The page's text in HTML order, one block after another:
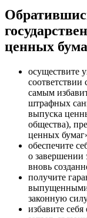
ценных
осуществите
самым
штрафных
выпуска
общества),
ценных
обеспечите
о завершении
вновь
получите
выпущенными
законную
избавите